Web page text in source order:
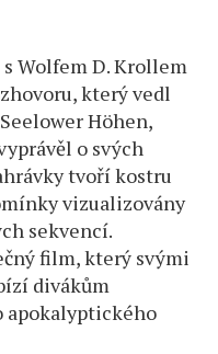
Wolfem D. Krollem
který vedl
Höhen,
o svých
tvoří kostru
vizualizovány
sekvencí.
film, který svými
divákům